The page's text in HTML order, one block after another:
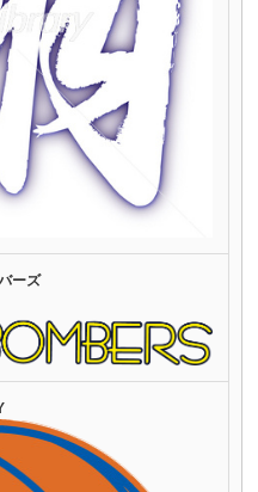
ーズ